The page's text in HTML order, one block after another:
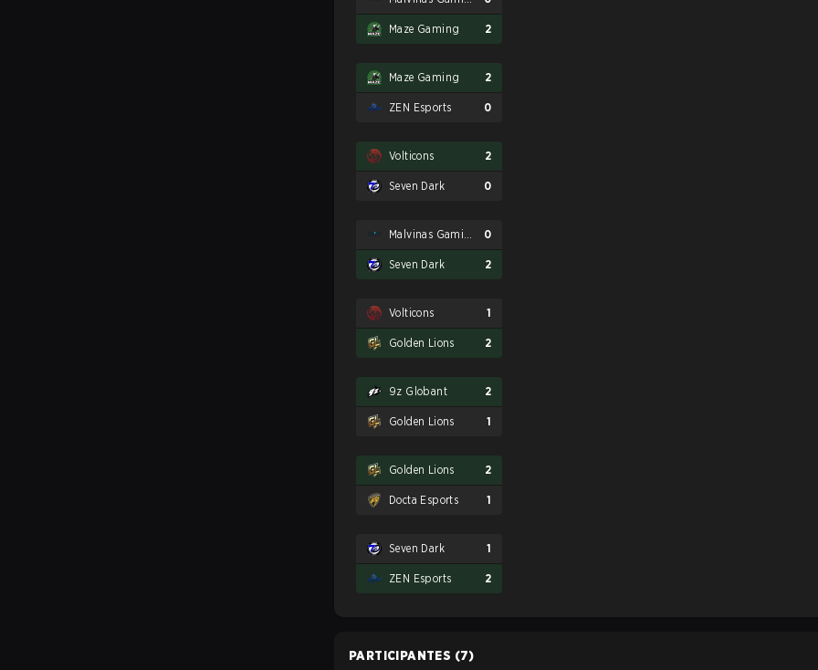
Maze Gaming 2
Maze Gaming 2
ZEN Esports 0
Volticons 2
Seven Dark 0
0
Seven Dark 2
Volticons 1
Golden Lions 2
9z Globant 2
Golden Lions 1
Golden Lions 2
Docta Esports 1
Seven Dark 1
ZEN Esports 2
PARTICIPANTES (7)